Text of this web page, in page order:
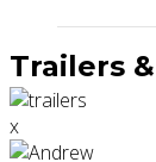
Trailers
x